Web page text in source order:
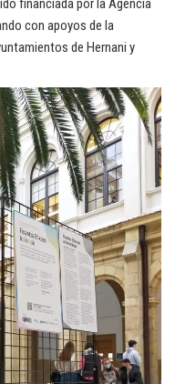
financiada por la Agencia
con apoyos de la
de Hernani y